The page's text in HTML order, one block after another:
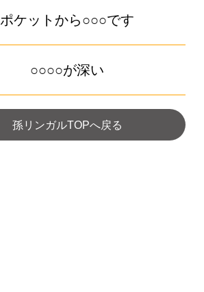
ポケットから○○○です
○○○○が深い
孫リンガルTOPへ戻る